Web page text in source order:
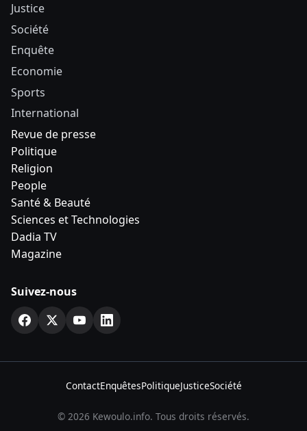
Justice
Société
Enquête
Economie
Sports
International
Revue de presse
Politique
Religion
People
Santé & Beauté
Sciences et Technologies
Dadia TV
Magazine
Suivez-nous
ContactEnquêtesPolitiqueJusticeSociété
© 2026 Kewoulo.info. Tous droits réservés.